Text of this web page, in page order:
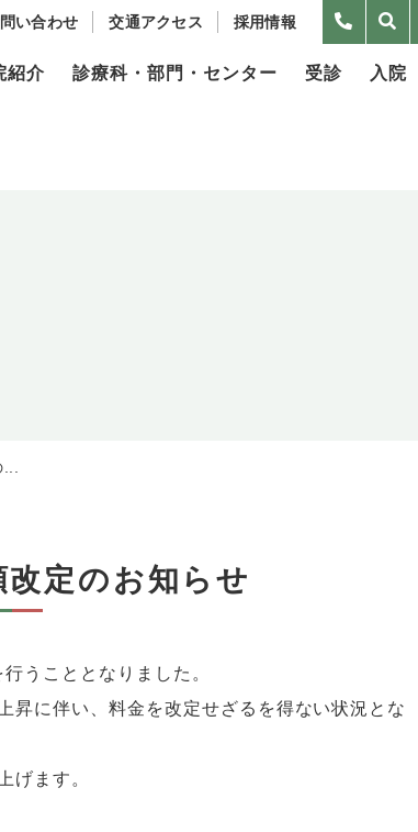
い合わせ 交通アクセス 採用情報
紹介 診療科・部門・センター 受診 入院
定のお知らせ
うこととなりました。
昇に伴い、料金を改定せざるを得ない状況とな
げます。